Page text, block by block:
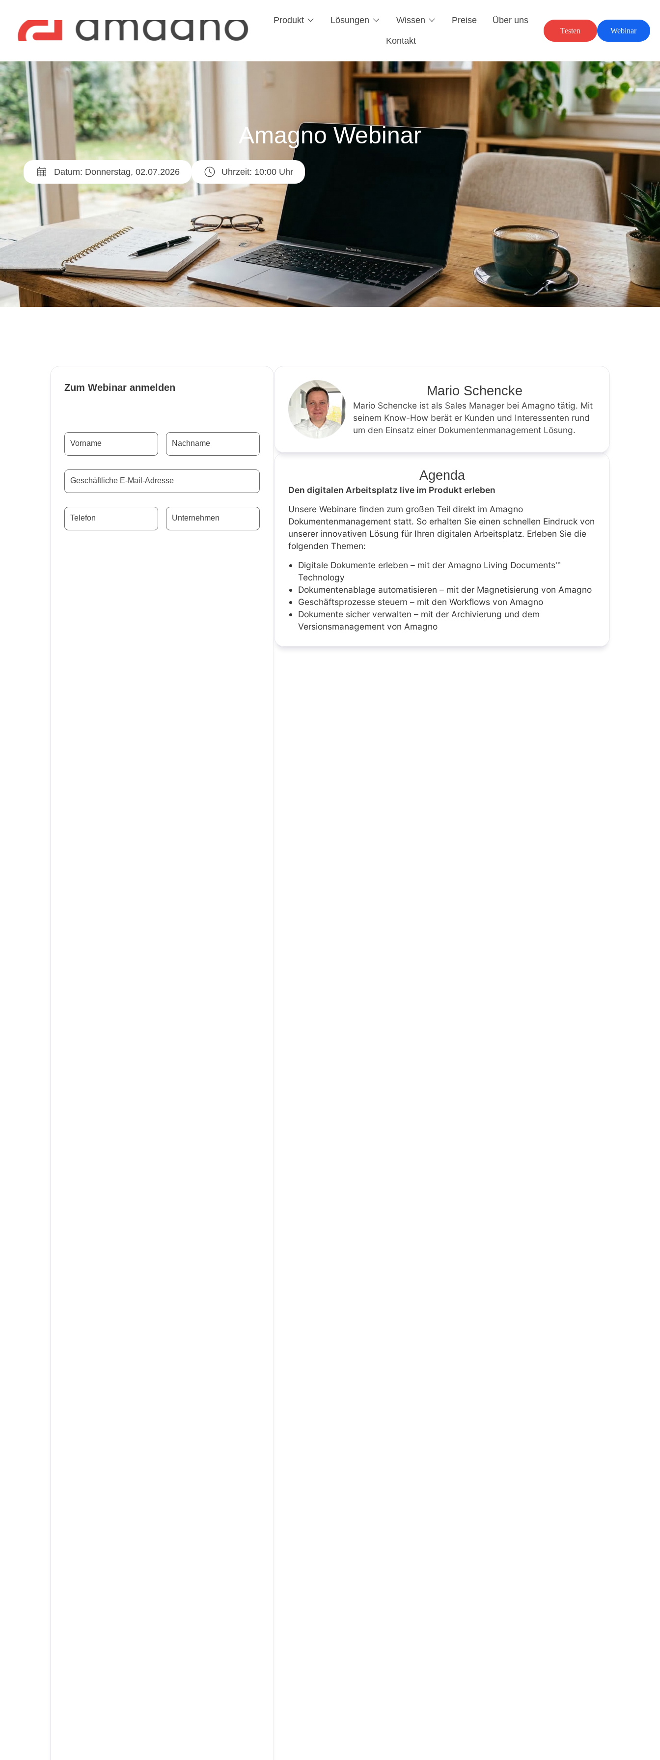
Produkt Lösungen Wissen Preise Über uns
Kontakt
Testen Webinar
Amagno Webinar
Datum: Donnerstag, 02.07.2026 Uhrzeit: 10:00 Uhr
Zum Webinar anmelden
Vorname Nachname
Geschäftliche E-Mail-Adresse
Telefon Unternehmen
Mario Schencke
Mario Schencke ist als Sales Manager bei Amagno tätig. Mit
seinem Know-How berät er Kunden und Interessenten rund
um den Einsatz einer Dokumentenmanagement Lösung.
Agenda
Den digitalen Arbeitsplatz live im Produkt erleben
Unsere Webinare finden zum großen Teil direkt im Amagno
Dokumentenmanagement statt. So erhalten Sie einen schnellen Eindruck von
unserer innovativen Lösung für Ihren digitalen Arbeitsplatz. Erleben Sie die
folgenden Themen:
Digitale Dokumente erleben – mit der Amagno Living Documents™
Technology
Dokumentenablage automatisieren – mit der Magnetisierung von Amagno
Geschäftsprozesse steuern – mit den Workflows von Amagno
Dokumente sicher verwalten – mit der Archivierung und dem
Versionsmanagement von Amagno